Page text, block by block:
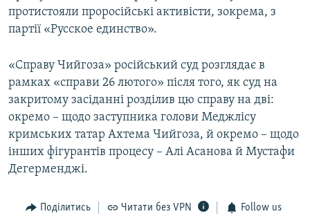
протистояли проросійські активісти, зокрема, з
партії «Русское единство».
«Справу Чийгоза» російський суд розглядає в
рамках «справи 26 лютого» після того, як суд на
закритому засіданні розділив цю справу на дві:
окремо – щодо заступника голови Меджлісу
кримських татар Ахтема Чийгоза, й окремо – щодо
інших фігурантів процесу – Алі Асанова й Мустафи
Дегерменджі.
Поділитись Читати без VPN Follow us